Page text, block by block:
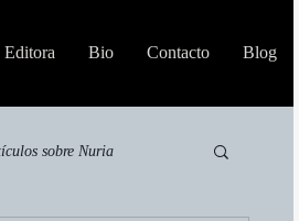
Bio Contacto Blog
sobre Nuria